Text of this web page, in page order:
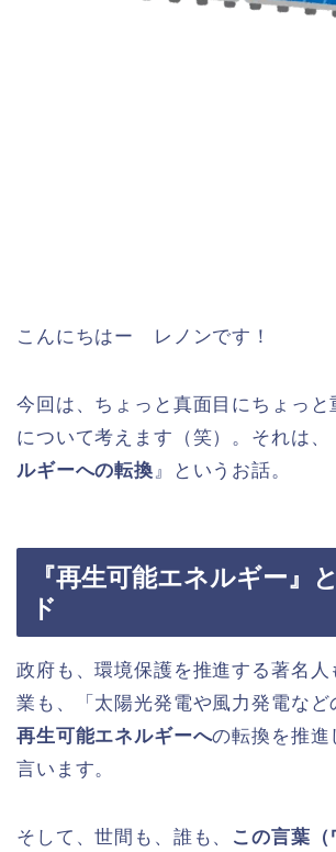
こんにちはー レノンです！
今回は、ちょっと真面目にちょっと
について考えます（笑）。それは、
ルギーへの転換』というお話。
『再生可能エネルギー』
ド
政府も、環境保護を推進する著名人
業も、「太陽光発電や風力発電など
再生可能エネルギーへの転換を推進
言います。
そして、世間も、誰も、 この言葉（